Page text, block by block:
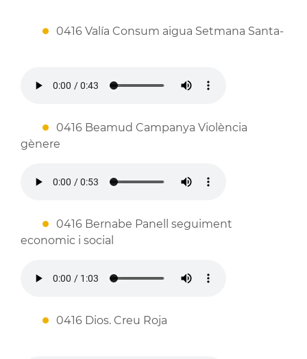
0416 Valía Consum aigua Setmana Santa-
0416 Beamud Campanya Violència
gènere
0416 Bernabe Panell seguiment
economic i social
0416 Dios. Creu Roja